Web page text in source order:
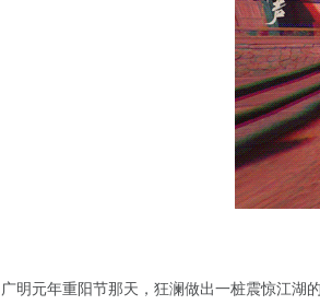
广明元年重阳节那天，狂澜做出一桩震惊江湖